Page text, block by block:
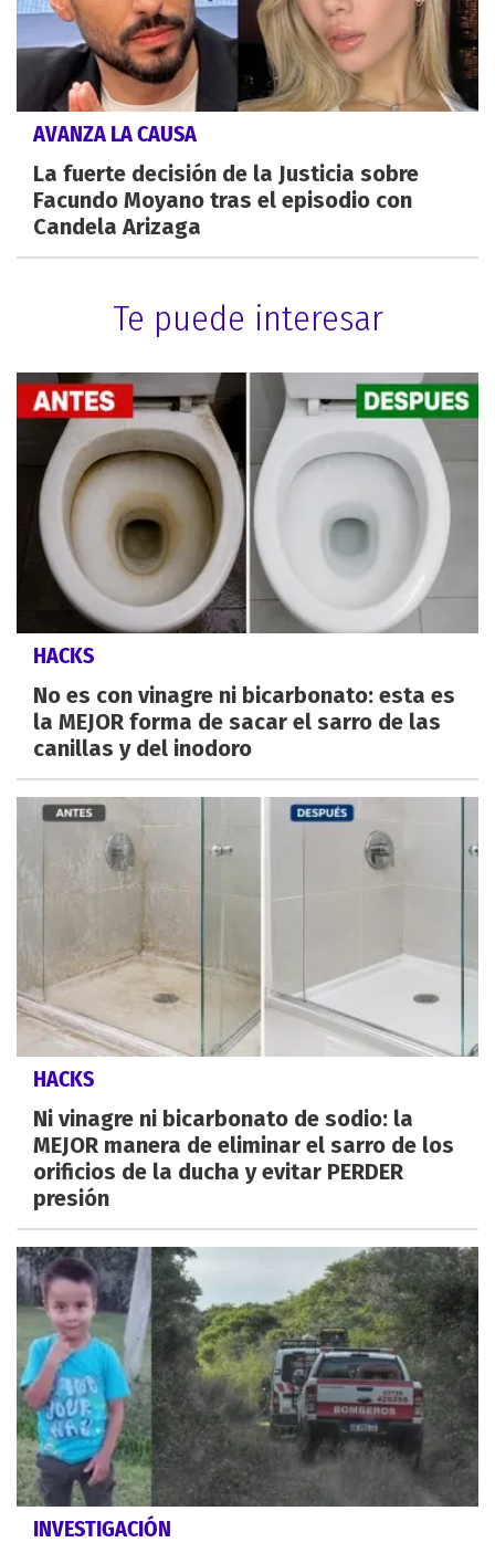
AVANZA LA CAUSA
La fuerte decisión de la Justicia sobre
Facundo Moyano tras el episodio con
Candela Arizaga
Te puede interesar
HACKS
No es con vinagre ni bicarbonato: esta es
la MEJOR forma de sacar el sarro de las
canillas y del inodoro
HACKS
Ni vinagre ni bicarbonato de sodio: la
MEJOR manera de eliminar el sarro de los
orificios de la ducha y evitar PERDER
presión
INVESTIGACIÓN